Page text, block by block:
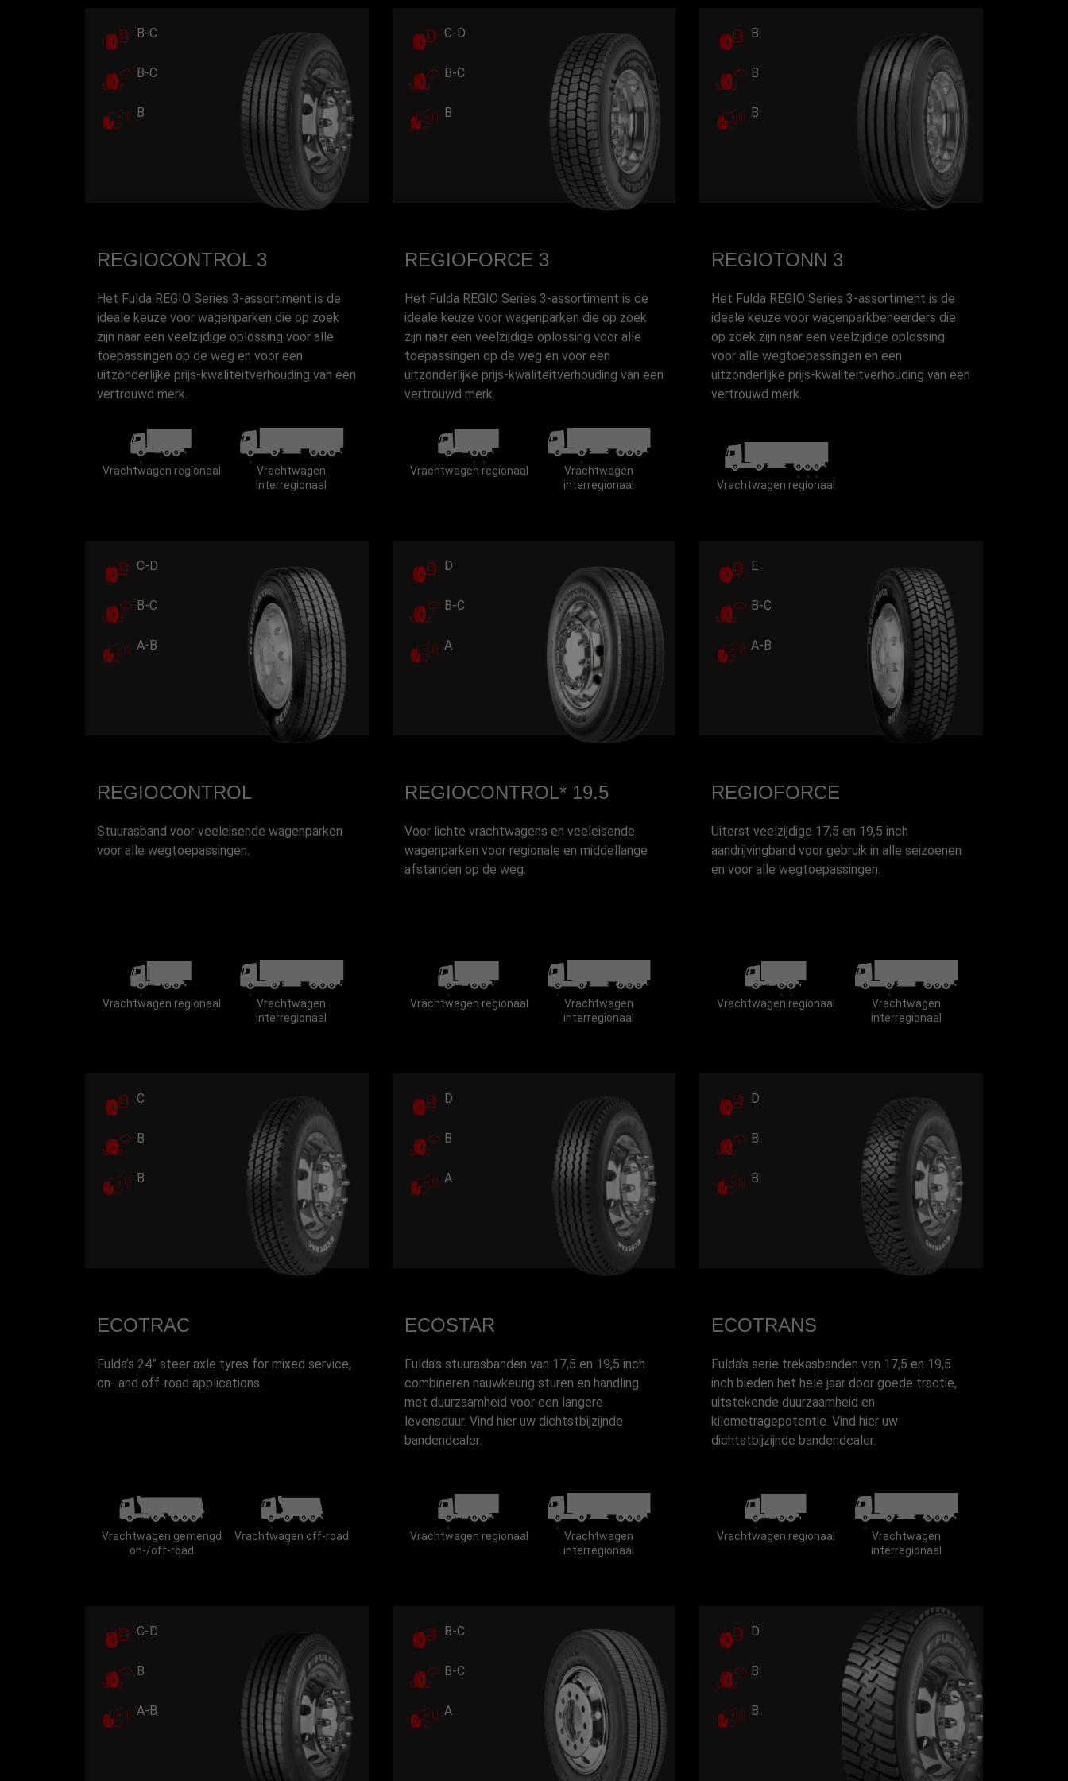
B-C
B-C
B
REGIOCONTROL 3
Het Fulda REGIO Series 3-assortiment is de
ideale keuze voor wagenparken die op zoek
zijn naar een veelzijdige oplossing voor alle
toepassingen op de weg en voor een
uitzonderlijke prijs-kwaliteitverhouding van een
vertrouwd merk.
Vrachtwagen regionaal
Vrachtwagen
interregionaal
C-D
B-C
B
REGIOFORCE 3
Het Fulda REGIO Series 3-assortiment is de
ideale keuze voor wagenparken die op zoek
zijn naar een veelzijdige oplossing voor alle
toepassingen op de weg en voor een
uitzonderlijke prijs-kwaliteitverhouding van een
vertrouwd merk.
Vrachtwagen regionaal
Vrachtwagen
interregionaal
B
B
B
REGIOTONN 3
Het Fulda REGIO Series 3-assortiment is de
ideale keuze voor wagenparkbeheerders die
op zoek zijn naar een veelzijdige oplossing
voor alle wegtoepassingen en een
uitzonderlijke prijs-kwaliteitverhouding van een
vertrouwd merk.
Vrachtwagen regionaal
C-D
B-C
A-B
REGIOCONTROL
Stuurasband voor veeleisende wagenparken
voor alle wegtoepassingen.
Vrachtwagen regionaal
Vrachtwagen
interregionaal
D
B-C
A
REGIOCONTROL* 19.5
Voor lichte vrachtwagens en veeleisende
wagenparken voor regionale en middellange
afstanden op de weg.
Vrachtwagen regionaal
Vrachtwagen
interregionaal
E
B-C
A-B
REGIOFORCE
Uiterst veelzijdige 17,5 en 19,5 inch
aandrijvingband voor gebruik in alle seizoenen
en voor alle wegtoepassingen.
Vrachtwagen regionaal
Vrachtwagen
interregionaal
C
B
B
ECOTRAC
Fulda’s 24” steer axle tyres for mixed service,
on- and off-road applications.
Vrachtwagen gemengd
on-/off-road
Vrachtwagen off-road
D
B
A
ECOSTAR
Fulda's stuurasbanden van 17,5 en 19,5 inch
combineren nauwkeurig sturen en handling
met duurzaamheid voor een langere
levensduur. Vind hier uw dichtstbijzijnde
bandendealer.
Vrachtwagen regionaal
Vrachtwagen
interregionaal
D
B
B
ECOTRANS
Fulda's serie trekasbanden van 17,5 en 19,5
inch bieden het hele jaar door goede tractie,
uitstekende duurzaamheid en
kilometragepotentie. Vind hier uw
dichtstbijzijnde bandendealer.
Vrachtwagen regionaal
Vrachtwagen
interregionaal
C-D
B
A-B
B-C
B-C
A
D
B
B